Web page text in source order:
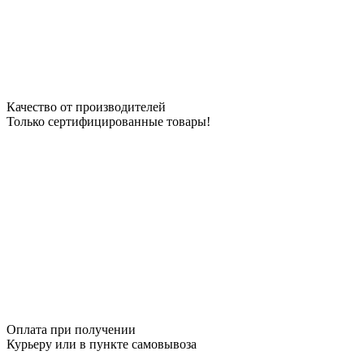
Качество от производителей
Только сертифицированные товары!
Оплата при получении
Курьеру или в пункте самовывоза